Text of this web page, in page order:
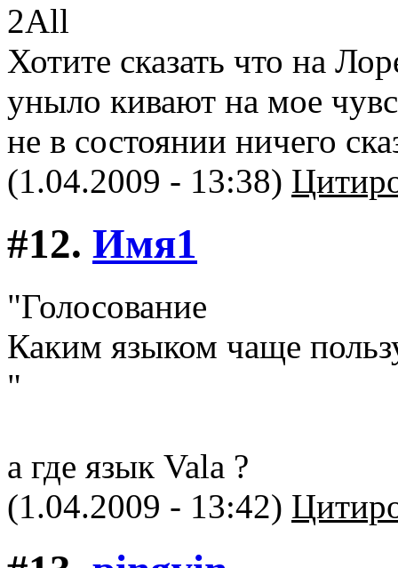
2All
Хотите сказать что на
уныло кивают на мое
не в состоянии ничего
(1.04.2009 - 13:38)
#12. Имя1
"Голосование
Каким языком чаще
"
а где язык Vala ?
(1.04.2009 - 13:42)